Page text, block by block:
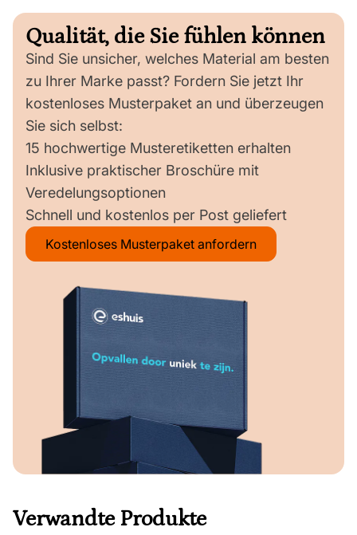
Qualität, die Sie fühlen können
Sind Sie unsicher, welches Material am besten
zu Ihrer Marke passt? Fordern Sie jetzt Ihr
kostenloses Musterpaket an und überzeugen
Sie sich selbst:
15 hochwertige Musteretiketten erhalten
Inklusive praktischer Broschüre mit
Veredelungsoptionen
Schnell und kostenlos per Post geliefert
Kostenloses Musterpaket anfordern
Verwandte Produkte